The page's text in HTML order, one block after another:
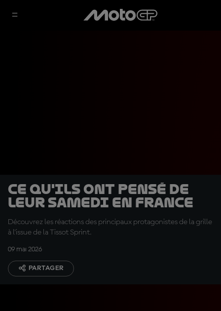
Ce qu'ils ont pensé de
leur samedi en France
Découvrez les réactions des principaux protagonistes de la grille
à l'issue de la Tissot Sprint.
09 mai 2026
PARTAGER